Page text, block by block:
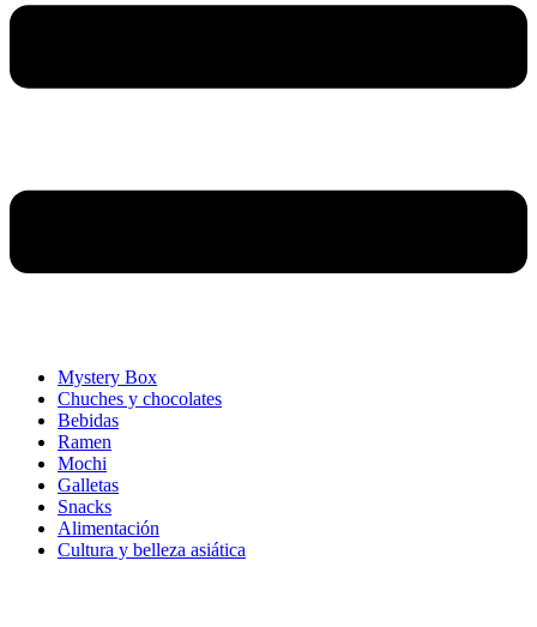
Mystery Box
Chuches y chocolates
Bebidas
Ramen
Mochi
Galletas
Snacks
Alimentación
Cultura y belleza asiática